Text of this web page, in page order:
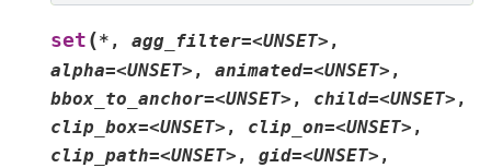
set (* , agg_filter=<UNSET> ,
alpha=<UNSET> , animated=<UNSET> ,
bbox_to_anchor=<UNSET> , child=<UNSET> ,
clip_box=<UNSET> , clip_on=<UNSET> ,
clip_path=<UNSET> , gid=<UNSET> ,